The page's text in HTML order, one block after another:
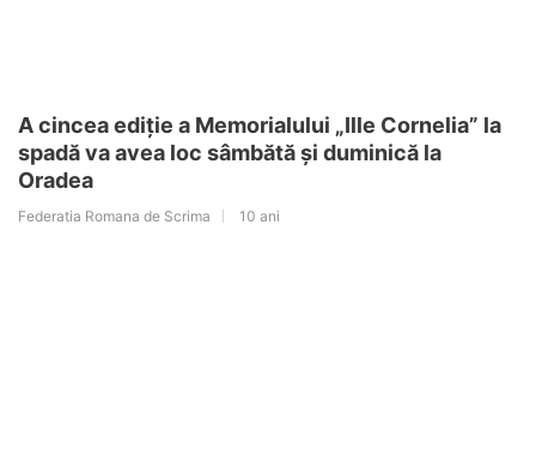
A cincea ediție a Memorialului „Ille Cornelia” la
spadă va avea loc sâmbătă și duminică la
Oradea
Federatia Romana de Scrima 10 ani